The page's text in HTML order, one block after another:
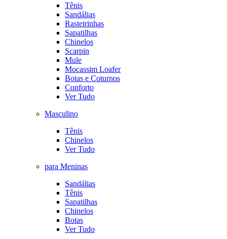
Tênis
Sandálias
Rasteirinhas
Sapatilhas
Chinelos
Scarpin
Mule
Mocassim Loafer
Botas e Coturnos
Conforto
Ver Tudo
Masculino
Tênis
Chinelos
Ver Tudo
para Meninas
Sandálias
Tênis
Sapatilhas
Chinelos
Botas
Ver Tudo